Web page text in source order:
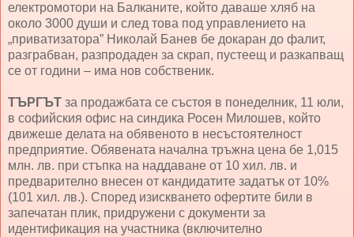
електромотори на Балканите, който даваше хляб на
около 3000 души и след това под управлението на
„приватизатора” Николай Банев бе докаран до фалит,
разграбван, разпродаден за скрап, пустеещ и разкапващ
се от години – има нов собственик.
ТЪРГЪТ за продажбата се състоя в понеделник, 11 юли,
в софийския офис на синдика Росен Милошев, който
движеше делата на обявеното в несъстоятелност
предприятие. Обявената начална тръжна цена бе 1,015
млн. лв. при стъпка на наддаване от 10 хил. лв. и
предварително внесен от кандидатите задатък от 10%
(101 хил. лв.). Според изискването офертите били в
запечатан плик, придружени с документи за
идентификация на участника (включително